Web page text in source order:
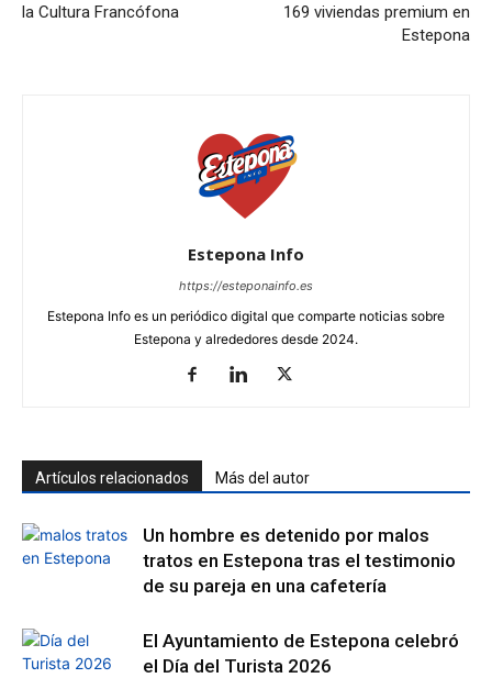
la Cultura Francófona
169 viviendas premium en
Estepona
Estepona Info
https://esteponainfo.es
Estepona Info es un periódico digital que comparte noticias sobre
Estepona y alrededores desde 2024.
Artículos relacionados Más del autor
Un hombre es detenido por malos
tratos en Estepona tras el testimonio
de su pareja en una cafetería
El Ayuntamiento de Estepona celebró
el Día del Turista 2026